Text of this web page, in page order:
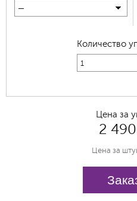
—
Количество
1
Цена за
2
Цена за